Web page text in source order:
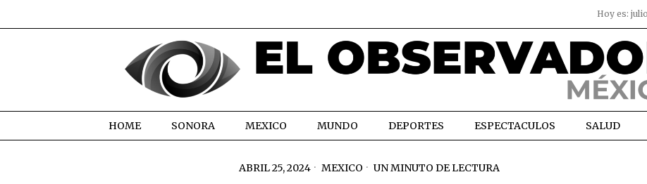
Hoy es:
HOME SONORA MEXICO MUNDO DEPORTES ESPECTACULOS SALUD
ABRIL 25, 2024 MEXICO UN MINUTO DE LECTURA